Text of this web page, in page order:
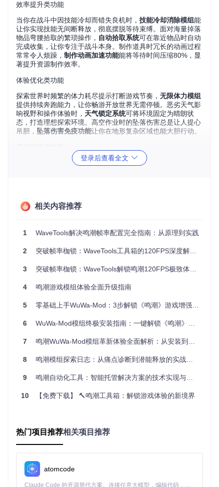
效率提升类功能
当你在战斗中因技能冷却而错失良机时， 技能冷却消除模组能
让你实现技能无间断释放，彻底摆脱等待束缚。面对海量掉落
物品弯腰拾取的繁琐操作， 自动拾取系统可在靠近物品时自动
完成收集，让你专注于战斗本身。制作道具时冗长的动画过程
常常令人烦躁， 制作动画加速功能能将等待时间压缩80%，显
著提升资源制作效率。
体验优化类功能
探索世界时频繁的体力耗尽提示打断游戏节奏， 无限体力模组
提供持续奔跑能力，让你畅游开放世界无需停顿。恶劣天气影
响视野和操作体验时， 天气锁定系统可将环境固定为晴朗状
态，打造理想探索环境。高空作业时的坠落伤害总是让人提心
吊胆， 坠落伤害免疫功能让你在地形复杂区域也能大胆行动。
担心模组使用安全问题？防作弊系统绕过模块
准备模组环境
目标
：建立完整的模组管理环境
执行命令：
cd
件，如WuWa-Mod-NoCdCooldown.pak和WuWa-Mod-InfSta
目标
：将选定模组安装到游戏目录
前置条件 ：已找到游戏安装路径
执行命令：
mkdir -p "/c/Program Files/Wuthering Waves/Wuthering
验证方法 ：检查~mod目录下是否存在已复制的.pak文件
登录后查看全文
相关内容推荐
1 WaveTools解决鸣潮帧率配置完全指南：从原理到实践
2 突破帧率枷锁：WaveTools工具箱的120FPS深度解决方案
3 突破帧率枷锁：WaveTools解锁鸣潮120FPS极致体验全指南
4 鸣潮游戏模组体验全面升级指南
5 零基础上手WuWa-Mod：3步解锁《鸣潮》游戏增强体验
6 WuWa-Mod模组终极安装指南：一键解锁《鸣潮》游戏无限可能 🎮
7 鸣潮WuWa-Mod模组革新体验全面解析：从安装到精通的专业指南
8 鸣潮模组探索日志：从痛点诊断到潜能释放的实战指南
9 鸣潮自动化工具：智能托管解决方案的技术实现与应用指南
10 【免费下载】 🔨鸣潮工具箱：解锁游戏体验的新境界
热门项目推荐相关项目推荐
atomcode
Claude Code 的开源替代方案。连接任意大模型，编辑代码，运行命令，自动验证 — 全自动执行。用 Rust 构建，极致性能。 ｜ An open-source alternative to Claude Code. Connect any LLM, edit code, run commands, and verify changes — autonomously. Built in Rust for speed. Get Started